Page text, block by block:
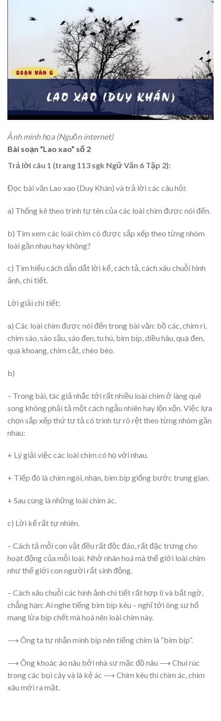
Ảnh minh họa (Nguồn internet)
Bài soạn “Lao xao” số 2
Trả lời câu 1 (trang 113 sgk Ngữ Văn 6 Tập 2):
Đọc bài văn Lao xao (Duy Khán) và trả lời các câu hỏi:
a) Thống kê theo trình tự tên của các loài chim được nói đến.
b) Tìm xem các loài chim có được sắp xếp theo từng nhóm
loài gần nhau hay không?
c) Tìm hiểu cách dẫn dắt lời kể, cách tả, cách xâu chuỗi hình
ảnh, chi tiết.
Lời giải chi tiết:
a) Các loài chim được nói đến trong bài văn: bồ các, chim ri,
chim sáo, sáo sậu, sáo đen, tu hú, bìm bịp, diều hâu, quạ đen,
quạ khoang, chim cắt, chèo bèo.
b)
– Trong bài, tác giả nhắc tới rất nhiều loài chim ở làng quê
song không phải tả một cách ngẫu nhiên hay lộn xộn. Việc lựa
chọn sắp xếp thứ tự tả có trình tự rõ rệt theo từng nhóm gần
nhau:
+ Lý giải việc các loài chim có họ với nhau.
+ Tiếp đó là chim ngói, nhạn, bìm bịp giống bước trung gian.
+ Sau cùng là những loài chim ác.
c) Lời kể rất tự nhiên.
– Cách tả mỗi con vật đều rất độc đáo, rất đặc trưng cho
hoạt động của mỗi loài. Nhờ nhân hoá mà thế giới loài chim
như thế giới con người rất sinh động.
– Cách xâu chuỗi các hình ảnh chi tiết rất hợp lí và bất ngờ,
chẳng hạn: Ai nghe tiếng bìm bịp kêu – nghĩ tới ông sư hổ
mang lừa bịp chết mà hoá nên loài chim này.
⟶ Ông ta tự nhận mình bịp nên tiếng chim là “bìm bịp”.
⟶ Ông khoác áo nâu bởi nhà sư mặc đồ nâu ⟶ Chui rúc
trong các bụi cây và là kẻ ác ⟶ Chim kêu thì chim ác, chim
xâu mới ra mặt.